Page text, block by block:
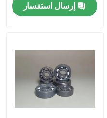
إرسال استفسار